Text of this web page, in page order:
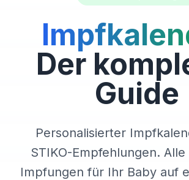
Der
Guide
Personalisierter
STIKO-Empfehlungen.
Impfungen für Ihr Baby auf